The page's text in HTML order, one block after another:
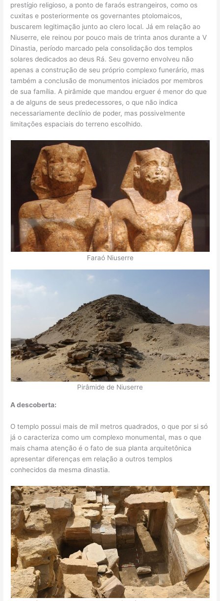
prestígio religioso, a ponto de faraós estrangeiros, como os
cuxitas e posteriormente os governantes ptolomaicos,
buscarem legitimação junto ao clero local. Já em relação ao
Niuserre, ele reinou por pouco mais de trinta anos durante a V
Dinastia, período marcado pela consolidação dos templos
solares dedicados ao deus Rá. Seu governo envolveu não
apenas a construção de seu próprio complexo funerário, mas
também a conclusão de monumentos iniciados por membros
de sua família. A pirâmide que mandou erguer é menor do que
a de alguns de seus predecessores, o que não indica
necessariamente declínio de poder, mas possivelmente
limitações espaciais do terreno escolhido.
Faraó Niuserre
Pirâmide de Niuserre
A descoberta:
O templo possui mais de mil metros quadrados, o que por si só
já o caracteriza como um complexo monumental, mas o que
mais chama atenção é o fato de sua planta arquitetônica
apresentar diferenças em relação a outros templos
conhecidos da mesma dinastia.